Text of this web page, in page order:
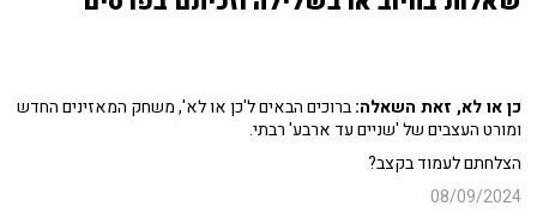
כן או לא, זאת השאלה:ברוכים הבאים ל'כן או לא', משחק המאזינים החדש
ומורט העצבים של 'שניים עד ארבע' רבתי.
הצלחתם לעמוד בקצב?
08/09/2024